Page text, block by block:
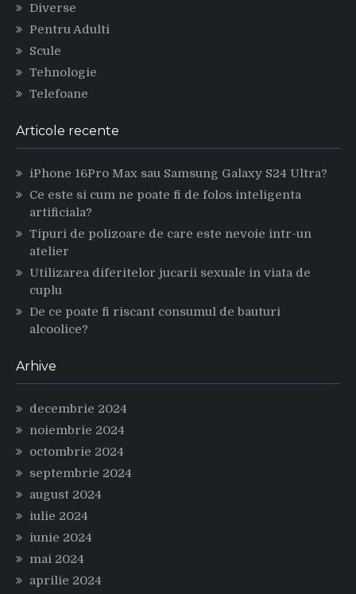
Diverse
Pentru Adulti
Scule
Tehnologie
Telefoane
Articole recente
iPhone 16Pro Max sau Samsung Galaxy S24 Ultra?
Ce este si cum ne poate fi de folos inteligenta
artificiala?
Tipuri de polizoare de care este nevoie intr-un
atelier
Utilizarea diferitelor jucarii sexuale in viata de
cuplu
De ce poate fi riscant consumul de bauturi
alcoolice?
Arhive
decembrie 2024
noiembrie 2024
octombrie 2024
septembrie 2024
august 2024
iulie 2024
iunie 2024
mai 2024
aprilie 2024